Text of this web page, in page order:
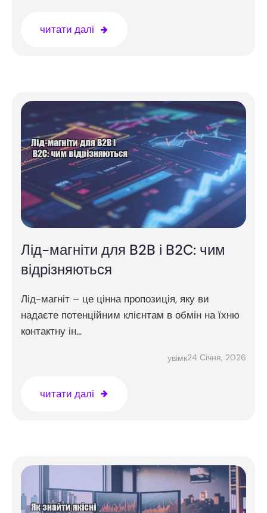
читати далі
Лід-магніти для B2B і B2C: чим
відрізняються
Лід-магніт – це цінна пропозиція, яку ви
надаєте потенційним клієнтам в обмін на їхню
контактну ін...
увімк24 Січня, 2026
читати далі